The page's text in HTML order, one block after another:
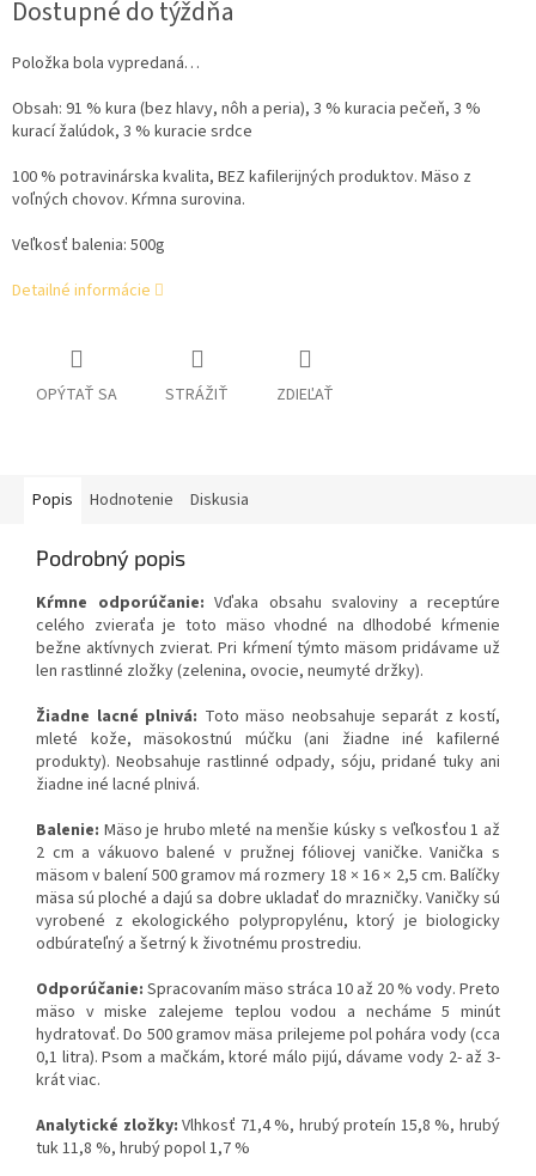
Dostupné do týždňa
Položka bola vypredaná…
Obsah: 91 % kura (bez hlavy, nôh a peria), 3 % kuracia pečeň, 3 %
kurací žalúdok, 3 % kuracie srdce
100 % potravinárska kvalita, BEZ kafilerijných produktov. Mäso z
voľných chovov. Kŕmna surovina.
Veľkosť balenia: 500g
Detailné informácie
OPÝTAŤ SA STRÁŽIŤ ZDIEĽAŤ
Popis Hodnotenie Diskusia
Podrobný popis
Kŕmne odporúčanie: Vďaka obsahu svaloviny a receptúre
celého zvieraťa je toto mäso vhodné na dlhodobé kŕmenie
bežne aktívnych zvierat. Pri kŕmení týmto mäsom pridávame už
len rastlinné zložky (zelenina, ovocie, neumyté držky).
Žiadne lacné plnivá: Toto mäso neobsahuje separát z kostí,
mleté kože, mäsokostnú múčku (ani žiadne iné kafilerné
produkty). Neobsahuje rastlinné odpady, sóju, pridané tuky ani
žiadne iné lacné plnivá.
Balenie: Mäso je hrubo mleté na menšie kúsky s veľkosťou 1 až
2 cm a vákuovo balené v pružnej fóliovej vaničke. Vanička s
mäsom v balení 500 gramov má rozmery 18 × 16 × 2,5 cm. Balíčky
mäsa sú ploché a dajú sa dobre ukladať do mrazničky. Vaničky sú
vyrobené z ekologického polypropylénu, ktorý je biologicky
odbúrateľný a šetrný k životnému prostrediu.
Odporúčanie: Spracovaním mäso stráca 10 až 20 % vody. Preto
mäso v miske zalejeme teplou vodou a necháme 5 minút
hydratovať. Do 500 gramov mäsa prilejeme pol pohára vody (cca
0,1 litra). Psom a mačkám, ktoré málo pijú, dávame vody 2- až 3-
krát viac.
Analytické zložky: Vlhkosť 71,4 %, hrubý proteín 15,8 %, hrubý
tuk 11,8 %, hrubý popol 1,7 %